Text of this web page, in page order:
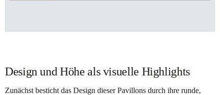
Design und Höhe als visuelle Highlights
Zunächst besticht das Design dieser Pavillons durch ihre runde,